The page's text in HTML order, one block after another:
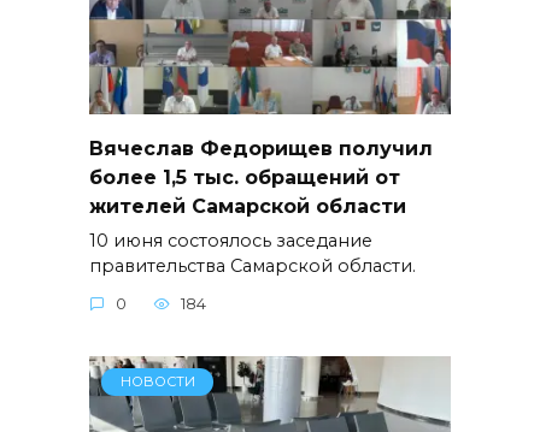
Вячеслав Федорищев получил
более 1,5 тыс. обращений от
жителей Самарской области
10 июня состоялось заседание
правительства Самарской области.
0 184
НОВОСТИ